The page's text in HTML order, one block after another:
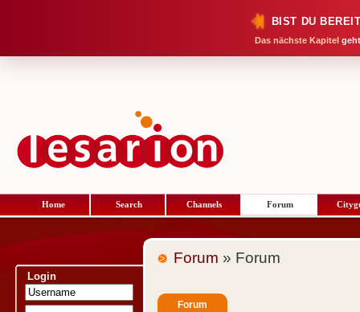
BIST DU
Das nächste Kapitel
Home Search Channels Forum
Login
Forum » Forum
Forum